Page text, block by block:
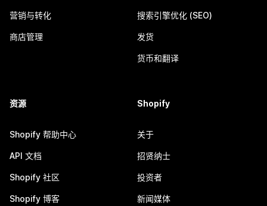
营销与转化
商店管理
搜索引擎优化 (SEO)
发货
货币和翻译
资源
Shopify 帮助中心
API 文档
Shopify 社区
Shopify 博客
Shopify
关于
招贤纳士
投资者
新闻媒体